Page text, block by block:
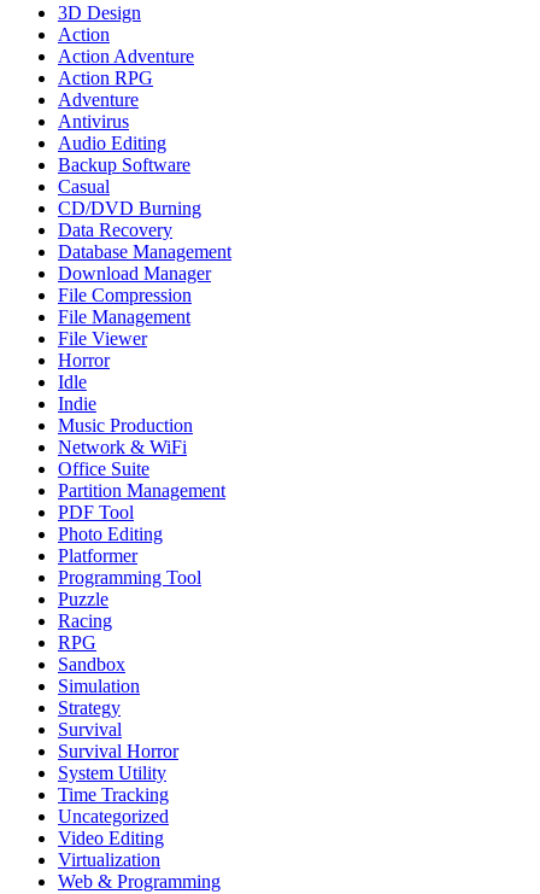
3D Design
Action
Action Adventure
Action RPG
Adventure
Antivirus
Audio Editing
Backup Software
Casual
CD/DVD Burning
Data Recovery
Database Management
Download Manager
File Compression
File Management
File Viewer
Horror
Idle
Indie
Music Production
Network & WiFi
Office Suite
Partition Management
PDF Tool
Photo Editing
Platformer
Programming Tool
Puzzle
Racing
RPG
Sandbox
Simulation
Strategy
Survival
Survival Horror
System Utility
Time Tracking
Uncategorized
Video Editing
Virtualization
Web & Programming